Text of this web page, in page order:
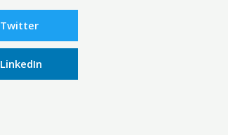
Twitter
LinkedIn